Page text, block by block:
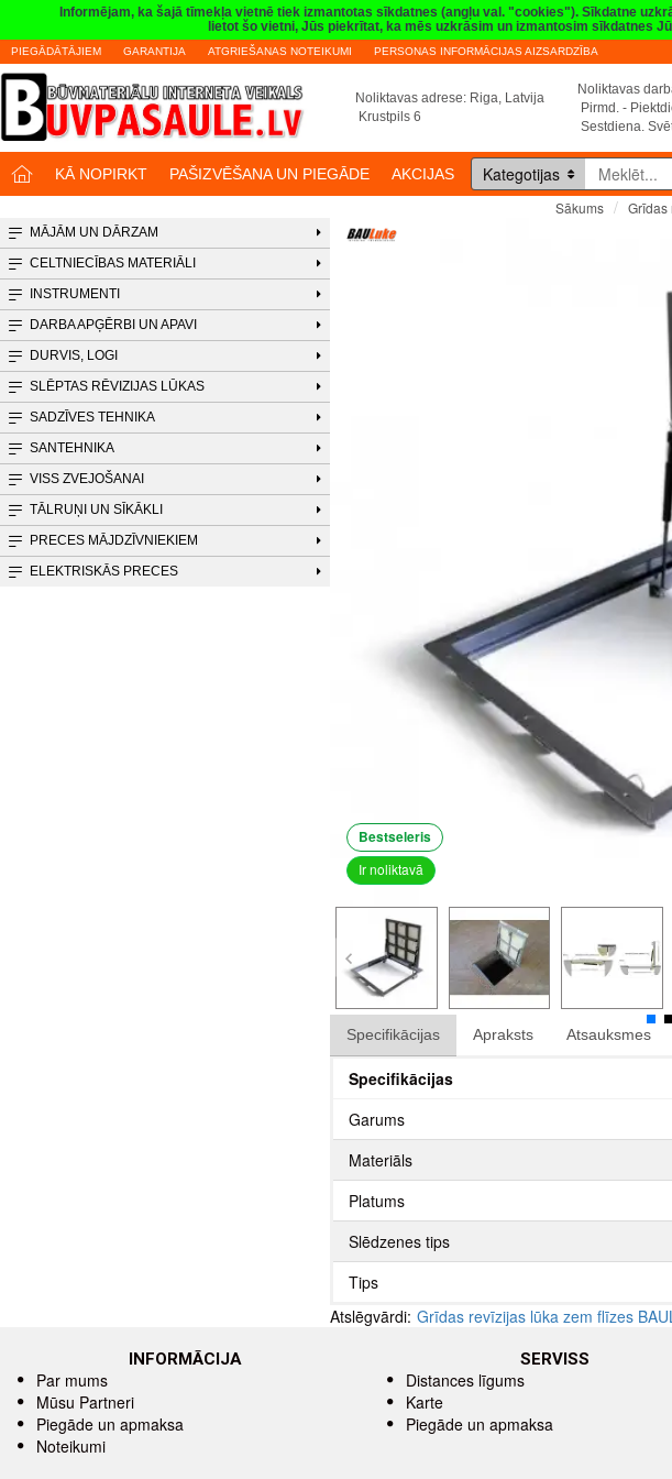
Informējam, ka šajā tīmekļa vietnē tiek izmantotas sīkdatnes (angļu val. "cookies"). Sīkdatne
lietot šo vietni, Jūs piekrītat, ka mēs uzkrāsim un izmantosim sīkdatnes
PIEGĀDĀTĀJIEM GARANTIJA ATGRIEŠANAS NOTEIKUMI PERSONAS INFORMĀCIJAS AIZSARDZĪBA
Noliktavas adrese: Riga, Latvija
Krustpils 6
Noliktavas
Pirmd. -
Sestdiena.
KĀ NOPIRKT PAŠIZVĒŠANA UN PIEGĀDE AKCIJAS Kategotijas
Sākums Grīdas
MĀJĀM UN DĀRZAM
CELTNIECĪBAS MATERIĀLI
INSTRUMENTI
DARBA APĢĒRBI UN APAVI
DURVIS, LOGI
SLĒPTAS RĒVIZIJAS LŪKAS
SADZĪVES TEHNIKA
SANTEHNIKA
VISS ZVEJOŠANAI
TĀLRUŅI UN SĪKĀKLI
PRECES MĀJDZĪVNIEKIEM
ELEKTRISKĀS PRECES
Ir noliktavā
Bestseleris
Specifikācijas Apraksts Atsauksmes
Specifikācijas
Garums
Materiāls
Platums
Slēdzenes tips
Tips
Atslēgvārdi: Grīdas revīzijas lūka zem flīzes
INFORMĀCIJA
Par mums
Mūsu Partneri
Piegāde un apmaksa
Noteikumi
SERVISS
Distances līgums
Karte
Piegāde un apmaksa